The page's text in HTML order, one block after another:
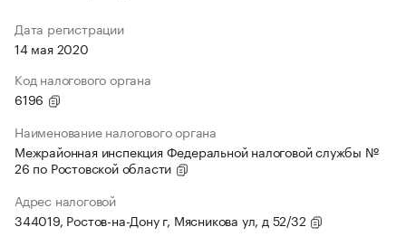
Дата регистрации
14 мая 2020
Код налогового органа
6196
Наименование налогового органа
Межрайонная инспекция Федеральной налоговой службы №
26 по Ростовской области
Адрес налоговой
344019, Ростов-на-Дону г, Мясникова ул, д 52/32